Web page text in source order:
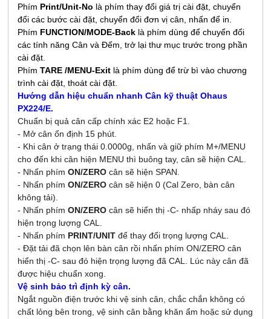
Phím Print/Unit-No là phím thay đổi giá trị cài đặt, chuyển
đổi các bước cài đặt, chuyển đổi đơn vị cân, nhấn để in.
Phím FUNCTION/MODE-Back là phím dùng để chuyển đổi
các tính năng Cân và Đếm, trở lại thư mục trước trong phần
cài đặt.
PhímTARE /MENU-Exit là phím dùng để trừ bì vào chương
trình cài đặt, thoát cài đặt.
Hướng dẫn hiệu chuẩn nhanh Cân kỹ thuật Ohaus
PX224/E.
Chuẩn bị quả cân cấp chính xác E2 hoặc F1.
- Mở cân ổn định 15 phút.
- Khi cân ở trạng thái 0.0000g, nhấn và giữ phím M+/MENU
cho đến khi cân hiện MENU thì buông tay, cân sẽ hiện CAL.
- Nhấn phímON/ZERO cân sẽ hiện SPAN.
- Nhấn phímON/ZERO cân sẽ hiện 0 (Cal Zero, bàn cân
không tải).
- Nhấn phímON/ZERO cân sẽ hiển thị -C- nhấp nháy sau đó
hiện trọng lượng CAL.
- Nhấn phím PRINT/UNIT để thay đổi trọng lượng CAL.
- Đặt tải đã chọn lên bàn cân rồi nhấn phím ON/ZERO cân
hiển thị -C- sau đó hiện trọng lượng đã CAL. Lúc này cân đã
được hiệu chuẩn xong.
Vệ sinh bảo trì định kỳ cân.
Ngắt nguồn điện trước khi vệ sinh cân, chắc chắn không có
chất lỏng bên trong, vệ sinh cân bằng khăn ẩm hoặc sử dụng